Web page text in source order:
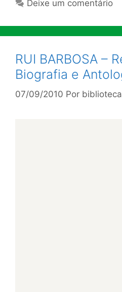
Deixe um comentário
RUI BARBOSA –
Biografia e
07/09/2010 Por